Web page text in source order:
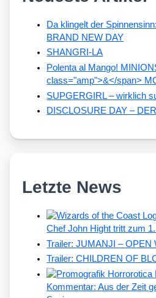
Da klingelt der
BRAND NEW DAY
SHANGRI-LA
Polenta al Mango!
class="amp">&</span>
SUPGERGIRL – wirklich
DISCLOSURE DAY –
Letzte News
Chef John Hight tritt zum
Trailer: JUMANJI – OPEN
Trailer: CHILDREN OF
Kommentar: Aus der Zeit